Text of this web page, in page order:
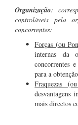
Organização:
controláveis pela
concorrentes:
Forças (ou
internas da
concorrentes
para a
Fraquezas
desvantagens
mais directos